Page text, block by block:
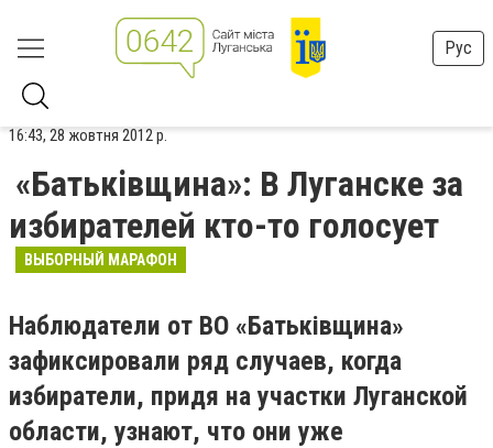
Рус
16:43, 28 жовтня 2012 р.
«Батьківщина»: В Луганске за
избирателей кто-то голосует
ВЫБОРНЫЙ МАРАФОН
Наблюдатели от ВО «Батьківщина»
зафиксировали ряд случаев, когда
избиратели, придя на участки Луганской
области, узнают, что они уже